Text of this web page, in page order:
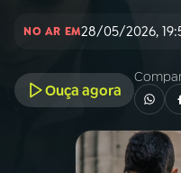
INÍCIO
A RÁDIO
PROGRAMAÇÃO
NO AR EM28/05/2026,
Ouça agora